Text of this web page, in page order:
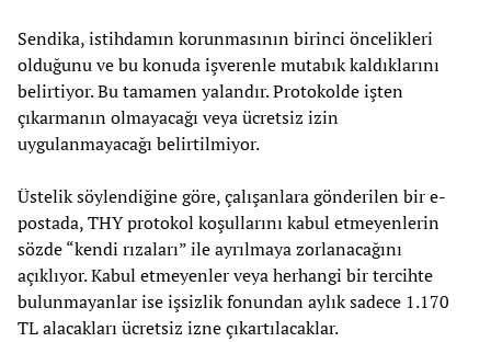
Sendika, istihdamın korunmasının birinci öncelikleri
olduğunu ve bu konuda işverenle mutabık kaldıklarını
belirtiyor. Bu tamamen yalandır. Protokolde işten
çıkarmanın olmayacağı veya ücretsiz izin
uygulanmayacağı belirtilmiyor.
Üstelik söylendiğine göre, çalışanlara gönderilen bir e-
postada, THY protokol koşullarını kabul etmeyenlerin
sözde “kendi rızaları” ile ayrılmaya zorlanacağını
açıklıyor. Kabul etmeyenler veya herhangi bir tercihte
bulunmayanlar ise işsizlik fonundan aylık sadece 1.170
TL alacakları ücretsiz izne çıkartılacaklar.